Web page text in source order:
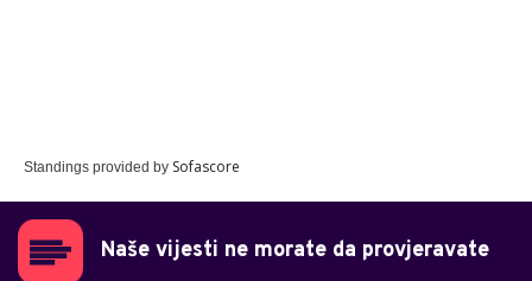
Standings provided by Sofascore
Naše vijesti ne morate da provjeravate